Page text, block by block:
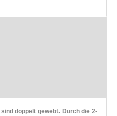
doppelt gewebt. Durch die 2-